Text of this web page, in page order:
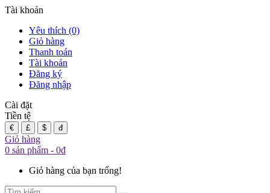
Tài khoản
Yêu thích (0)
Giỏ hàng
Thanh toán
Tài khoản
Đăng ký
Đăng nhập
Cài đặt
Tiền tệ
€ £ $ đ
Giỏ hàng
0 sản phẩm - 0đ
Giỏ hàng của bạn trống!